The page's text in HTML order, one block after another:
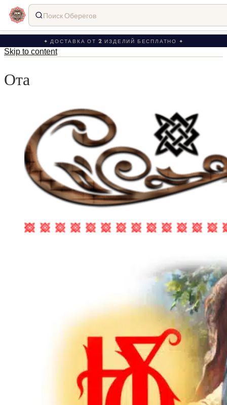
✦ ДОСТАВКА ОТ 2 ИЗДЕЛИЙ БЕСПЛАТНО ✦
Skip to content
Ота
Поиск Оберегов